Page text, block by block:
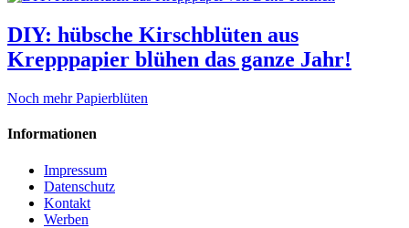
DIY: hübsche Kirschblüten aus
Krepppapier blühen das ganze Jahr!
Noch mehr Papierblüten
Informationen
Impressum
Datenschutz
Kontakt
Werben